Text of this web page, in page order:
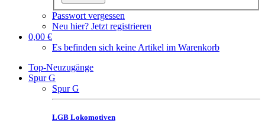
Passwort vergessen
Neu hier? Jetzt registrieren
0,00 €
Es befinden sich keine Artikel im Warenkorb
Top-Neuzugänge
Spur G
Spur G
LGB Lokomotiven